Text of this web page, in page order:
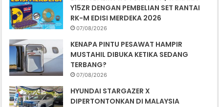
Y15ZR DENGAN PEMBELIAN SET RANTAI
RK-M EDISI MERDEKA 2026
07/08/2026
KENAPA PINTU PESAWAT HAMPIR
MUSTAHIL DIBUKA KETIKA SEDANG
TERBANG?
07/08/2026
HYUNDAI STARGAZER X
DIPERTONTONKAN DI MALAYSIA